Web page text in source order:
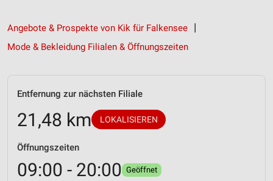
Angebote & Prospekte von Kik für Falkensee
Mode & Bekleidung Filialen & Öffnungszeiten
Entfernung zur nächsten Filiale
21,48 km LOKALISIEREN
Öffnungszeiten
09:00 - 20:00 Geöffnet